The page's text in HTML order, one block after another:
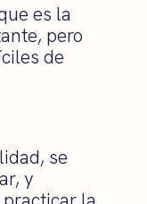
es la
pero
de
se
y